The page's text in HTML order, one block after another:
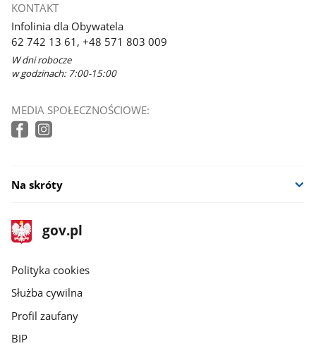
KONTAKT
Infolinia dla Obywatela
62 742 13 61, +48 571 803 009
W dni robocze
w godzinach: 7:00-15:00
MEDIA SPOŁECZNOŚCIOWE:
Na skróty
stopka
gov.pl
Strona
gov.pl
gov.pl
Polityka cookies
Służba cywilna
Profil zaufany
BIP